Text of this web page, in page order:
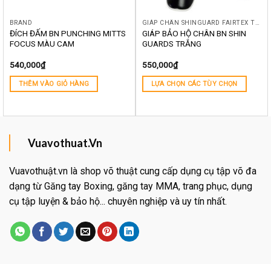
BRAND
ĐÍCH ĐẤM BN PUNCHING MITTS
FOCUS MÀU CAM
540,000₫
THÊM VÀO GIỎ HÀNG
GIÁP BẢO HỘ CHÂN BN SHIN
GUARDS TRẮNG
550,000₫
LỰA CHỌN CÁC TÙY CHỌN
Vuavothuat.Vn
Vuavothuật.vn là shop võ thuật cung cấp dụng cụ tập võ đa
dạng từ Găng tay Boxing, găng tay MMA, trang phục, dụng
cụ tập luyện & bảo hộ... chuyên nghiệp và uy tín nhất.